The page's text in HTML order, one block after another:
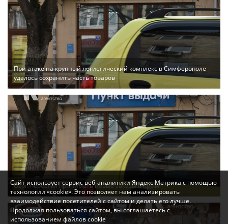
При атаке на крупный логистический комплекс в Симферополе
удалось сохранить часть товаров
Ozon перестал принимать новые заказы в Крым
Сайт использует сервис веб-аналитики Яндекс Метрика с помощью
технологии «cookie». Это позволяет нам анализировать
взаимодействие посетителей с сайтом и делать его лучше.
Продолжая пользоваться сайтом, вы соглашаетесь с
использованием файлов cookie